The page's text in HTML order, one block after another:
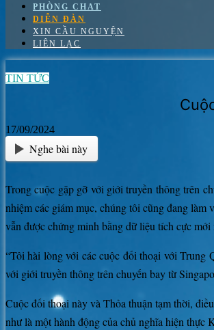
PHÒNG CHAT
DIỄN ĐÀN
XIN CẦU NGUYỆN
LIÊN LẠC
TIN TỨC
17/09/2024
Nghe bài này
Trong cuộc gặp gỡ với giới truyền thông trên
nhiệm các giám mục, chúng tôi cũng đang
vẫn được chứng minh bằng dữ liệu tích cực mới
“Tôi hài lòng với các cuộc đối thoại với Trung
với giới truyền thông trên chuyến bay từ
Cuộc đối thoại này và Thỏa thuận tạm thời,
như là một hành động của chủ nghĩa hiện thực